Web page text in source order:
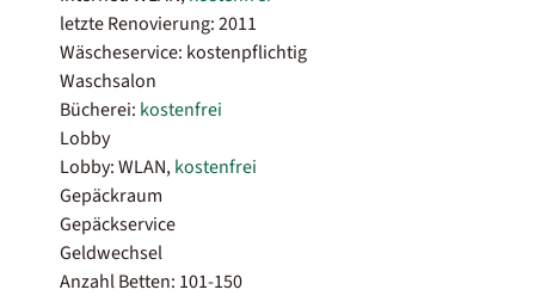
letzte Renovierung: 2011
Wäscheservice: kostenpflichtig
Waschsalon
Bücherei: kostenfrei
Lobby
Lobby: WLAN,kostenfrei
Gepäckraum
Gepäckservice
Geldwechsel
Anzahl Betten: 101-150